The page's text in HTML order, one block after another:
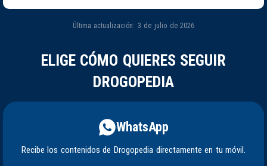
Última actualización: 3 de julio de 2026
ELIGE CÓMO QUIERES SEGUIR
DROGOPEDIA
WhatsApp
Recibe los contenidos de Drogopedia directamente en tu móvil.